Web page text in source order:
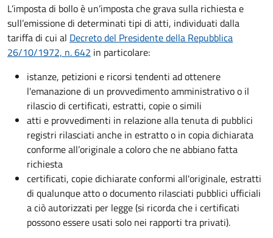
L’imposta di bollo è un’imposta che grava sulla richiesta e
sull’emissione di determinati tipi di atti, individuati dalla
tariffa di cui al Decreto del Presidente della Repubblica
26/10/1972, n. 642 in particolare:
istanze, petizioni e ricorsi tendenti ad ottenere
l'emanazione di un provvedimento amministrativo o il
rilascio di certificati, estratti, copie o simili
atti e provvedimenti in relazione alla tenuta di pubblici
registri rilasciati anche in estratto o in copia dichiarata
conforme all’originale a coloro che ne abbiano fatta
richiesta
certificati, copie dichiarate conformi all'originale, estratti
di qualunque atto o documento rilasciati pubblici ufficiali
a ciò autorizzati per legge (si ricorda che i certificati
possono essere usati solo nei rapporti tra privati).